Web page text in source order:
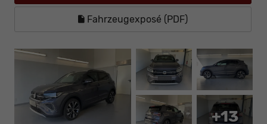
Fahrzeugexposé (PDF)
+13